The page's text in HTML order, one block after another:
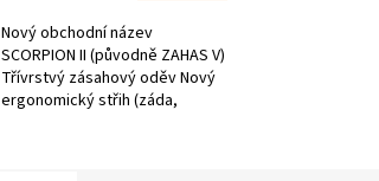
Nový obchodní název
SCORPION II (původně ZAHAS V)
Třívrstvý zásahový oděv Nový
ergonomický střih (záda,